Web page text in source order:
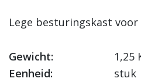
Lege besturingskast voor
Gewicht:
1,25
Eenheid:
stuk